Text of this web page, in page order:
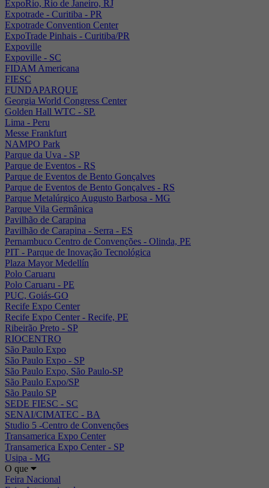
ExpoRio, Rio de Janeiro, RJ
Expotrade - Curitiba - PR
Expotrade Convention Center
ExpoTrade Pinhais - Curitiba/PR
Expoville
Expoville - SC
FIDAM Americana
FIESC
FUNDAPARQUE
Georgia World Congress Center
Golden Hall WTC - SP.
Lima - Peru
Messe Frankfurt
NAMPO Park
Parque da Uva - SP
Parque de Eventos - RS
Parque de Eventos de Bento Gonçalves
Parque de Eventos de Bento Gonçalves - RS
Parque Metalúrgico Augusto Barbosa - MG
Parque Vila Germânica
Pavilhão de Carapina
Pavilhão de Carapina - Serra - ES
Pernambuco Centro de Convenções - Olinda, PE
PIT - Parque de Inovação Tecnológica
Plaza Mayor Medellín
Polo Caruaru
Polo Caruaru - PE
PUC, Goiás-GO
Recife Expo Center
Recife Expo Center - Recife, PE
Ribeirão Preto - SP
RIOCENTRO
São Paulo Expo
São Paulo Expo - SP
São Paulo Expo, São Paulo-SP
São Paulo Expo/SP
São Paulo SP
SEDE FIESC - SC
SENAI/CIMATEC - BA
Studio 5 -Centro de Convenções
Transamerica Expo Center
Transamerica Expo Center - SP
Usipa - MG
O que
Feira Nacional